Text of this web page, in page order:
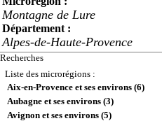
Montagne de Lure
Département :
Alpes-de-Haute-Provence
Recherches
Liste des microrégions :
Aix-en-Provence et ses environs (6)
Aubagne et ses environs (3)
Avignon et ses environs (5)